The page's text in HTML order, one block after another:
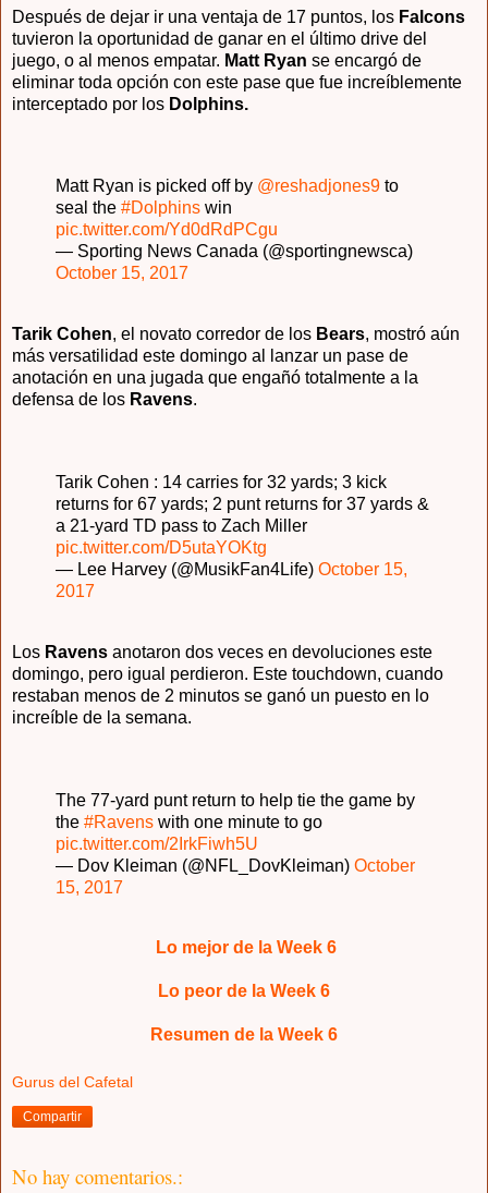
Después de dejar ir una ventaja de 17 puntos, los Falcons
tuvieron la oportunidad de ganar en el último drive del
juego, o al menos empatar. Matt Ryan se encargó de
eliminar toda opción con este pase que fue increíblemente
interceptado por los Dolphins.
Matt Ryan is picked off by @reshadjones9 to
seal the #Dolphins win
pic.twitter.com/Yd0dRdPCgu
— Sporting News Canada (@sportingnewsca)
October 15, 2017
Tarik Cohen, el novato corredor de los Bears, mostró aún
más versatilidad este domingo al lanzar un pase de
anotación en una jugada que engañó totalmente a la
defensa de los Ravens.
Tarik Cohen : 14 carries for 32 yards; 3 kick
returns for 67 yards; 2 punt returns for 37 yards &
a 21-yard TD pass to Zach Miller
pic.twitter.com/D5utaYOKtg
— Lee Harvey (@MusikFan4Life) October 15,
2017
Los Ravens anotaron dos veces en devoluciones este
domingo, pero igual perdieron. Este touchdown, cuando
restaban menos de 2 minutos se ganó un puesto en lo
increíble de la semana.
The 77-yard punt return to help tie the game by
the #Ravens with one minute to go
pic.twitter.com/2IrkFiwh5U
— Dov Kleiman (@NFL_DovKleiman) October
15, 2017
Lo mejor de la Week 6
Lo peor de la Week 6
Resumen de la Week 6
Gurus del Cafetal
Compartir
No hay comentarios.: